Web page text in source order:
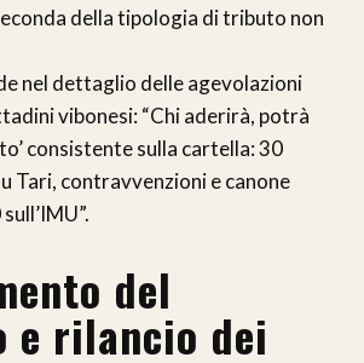
della tipologia di tributo non
nel dettaglio delle agevolazioni
vibonesi: “Chi aderirà, potrà
consistente sulla cartella: 30
Tari, contravvenzioni e canone
del
e rilancio dei